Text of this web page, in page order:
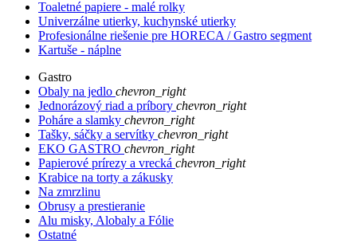
Toaletné papiere - malé rolky
Univerzálne utierky, kuchynské utierky
Profesionálne riešenie pre HORECA / Gastro segment
Kartuše - náplne
Gastro
Obaly na jedlo chevron_right
Jednorázový riad a príbory chevron_right
Poháre a slamky chevron_right
Tašky, sáčky a servítky chevron_right
EKO GASTRO chevron_right
Papierové prírezy a vrecká chevron_right
Krabice na torty a zákusky
Na zmrzlinu
Obrusy a prestieranie
Alu misky, Alobaly a Fólie
Ostatné